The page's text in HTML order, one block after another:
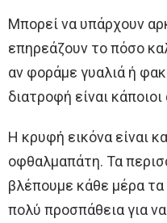
Μπορεί να υπάρχουν
επηρεάζουν το πόσο
αν φοράμε γυαλιά ή
διατροφή είναι
Η κρυφή εικόνα είναι
οφθαλμαπάτη. Τα
βλέπουμε κάθε μέρα τα
πολύ προσπάθεια για